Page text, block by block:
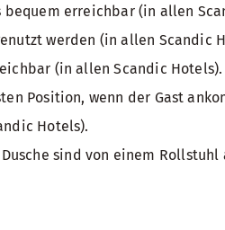
erreichbar (in allen
werden (in allen Scandic
(in allen Scandic Hotels).
Position, wenn der Gast
Hotels).
sind von einem